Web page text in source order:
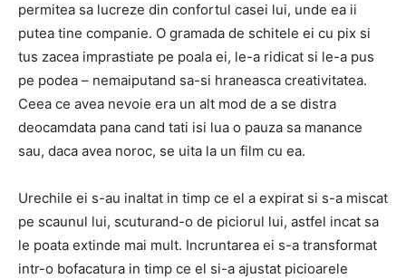
permitea sa lucreze din confortul casei lui, unde ea ii
putea tine companie. O gramada de schitele ei cu pix si
tus zacea imprastiate pe poala ei, le-a ridicat si le-a pus
pe podea – nemaiputand sa-si hraneasca creativitatea.
Ceea ce avea nevoie era un alt mod de a se distra
deocamdata pana cand tati isi lua o pauza sa manance
sau, daca avea noroc, se uita la un film cu ea.
Urechile ei s-au inaltat in timp ce el a expirat si s-a miscat
pe scaunul lui, scuturand-o de piciorul lui, astfel incat sa
le poata extinde mai mult. Incruntarea ei s-a transformat
intr-o bofacatura in timp ce el si-a ajustat picioarele